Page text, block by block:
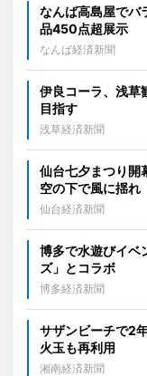
なんば高島屋で
品450点超展示
なんば経済新聞
伊良コーラ、浅
目指す
浅草経済新聞
仙台七夕まつり
空の下で風に揺れ
仙台経済新聞
博多で水遊びイ
ズ」とコラボ
博多経済新聞
サザンビーチで2
火玉も再利用
湘南経済新聞